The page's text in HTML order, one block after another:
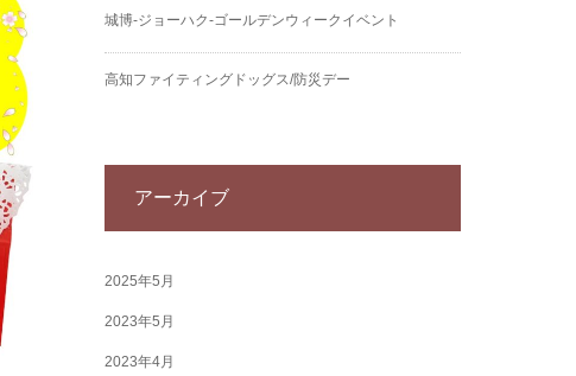
城博‐ジョーハク‐ゴールデンウィークイベント
高知ファイティングドッグス/防災デー
アーカイブ
2025年5月
2023年5月
2023年4月